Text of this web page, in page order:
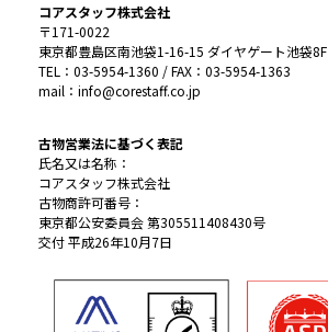
コアスタッフ株式会社
〒171-0022
東京都豊島区南池袋1-16-15 ダイヤゲート池袋8F
TEL：03-5954-1360 / FAX：03-5954-1363
mail：info@corestaff.co.jp
古物営業法に基づく表記
氏名又は名称：
コアスタッフ株式会社
古物商許可番号：
東京都公安委員会 第305511408430号
交付 平成26年10月7日